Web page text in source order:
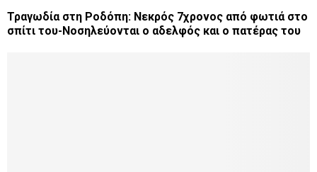
Τραγωδία στη Ροδόπη: Νεκρός 7χρονος από φωτιά στο
σπίτι του-Νοσηλεύονται ο αδελφός και ο πατέρας του